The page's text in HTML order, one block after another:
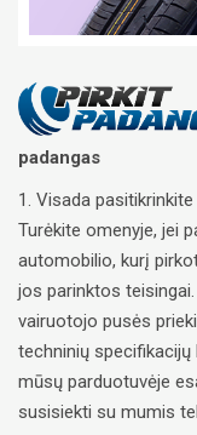
padangas
1. Visada
Turėkite omenyje, jei
automobilio, kurį
jos parinktos
vairuotojo pusės
techninių specifikacijų
mūsų parduotuvėje
susisiekti su mumis